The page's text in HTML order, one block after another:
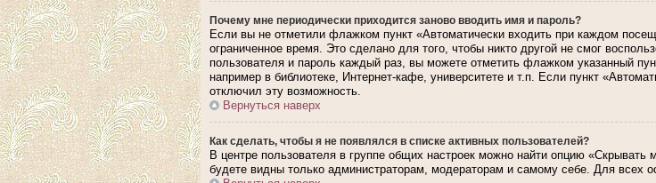
Почему мне периодически приходится заново вводить имя и пароль?
Если вы не отметили флажком пункт «Автоматически входить при каждом
ограниченное время. Это сделано для того, чтобы никто другой не смог
пользователя и пароль каждый раз, вы можете отметить флажком указанный
например в библиотеке, Интернет-кафе, университете и т.п. Если пункт
отключил эту возможность.
Вернуться наверх
Как сделать, чтобы я не появлялся в списке активных пользователей?
В центре пользователя в группе общих настроек можно найти опцию
будете видны только администраторам, модераторам и самому себе. Для всех